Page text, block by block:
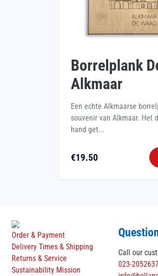
Borrelplank
Alkmaar
Een echte Alkmaarse
souvenir van Alkmaar. Het
hand get...
€19.50
Order & Payment
Delivery Times & Shipping
Returns & Service
Sustainability Mission
Call our
023-